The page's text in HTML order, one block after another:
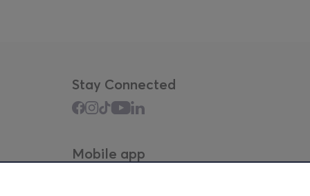
Stay Connected
Mobile app